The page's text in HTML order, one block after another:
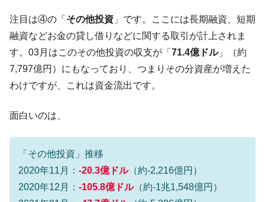
Fact1 今話題の「楽天ライオンズ」とは？
Fact1 奇跡の毛色「白毛馬」とは？
Fact1
全て勝つといくら？ 競馬GI競走で勝利騎手がもら
える賞金とは？
Fact1
発表から2日で大崩壊、鳴かず飛ばずに終わりそう
Fact1
日本人マスターズ挑戦の歴史。松山以前に最高位
だった選手とは？
Fact1
甲子園通算本塁打、最多の清原に次いで多く打っ
ている意外な選手とは？
注目は④の「 その他投資 」です。ここには長期融資、短期
融資などお金の貸し借りなどに関する取引が計上されま
す。03月はこのその他投資の収支が「 71.4億ドル」（約
7,797億円）にもなっており、つまりその分資産が増えた
わけですが、これは資金流出です。
面白いのは、
「その他投資」推移
2020年11月： -20.3億ドル（約-2,216億円）
2020年12月： -105.8億ドル（約-1兆1,548億円）